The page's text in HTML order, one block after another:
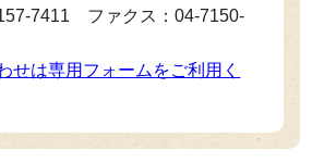
7411 ファクス：04-7150-
せは専用フォームをご利用く